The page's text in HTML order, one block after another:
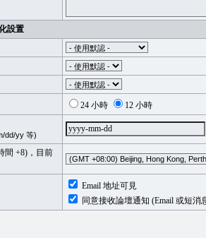
設置
24 小時
12 小時
dd/yy 等)
間 +8)，目前
Email 地址可見
同意接收論壇通知 (Email 或短消